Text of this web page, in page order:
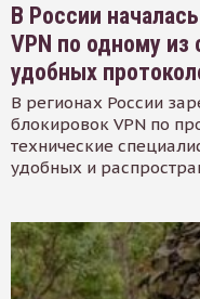
В России
VPN по одному
удобных
В регионах России
блокировок VPN по
технические
удобных и